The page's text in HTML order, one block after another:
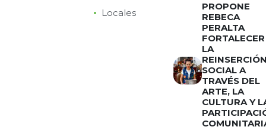
Locales
PROPONE
REBECA
PERALTA
FORTALECER
LA
SOCIAL A
TRAVÉS DEL
ARTE, LA
CULTURA Y